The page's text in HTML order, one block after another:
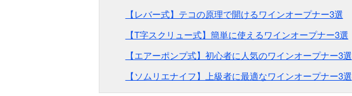
【レバー式】テコの原理で開けるワインオープナー3選
【T字スクリュー式】簡単に使えるワインオープナー3選
【エアーポンプ式】初心者に人気のワインオープナー3選
【ソムリエナイフ】上級者に最適なワインオープナー3選